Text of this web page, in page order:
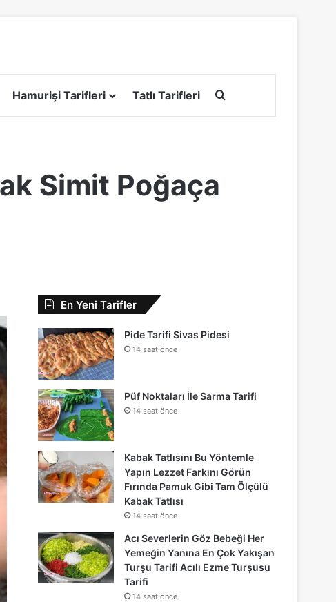
Hamurişi Tarifleri Tatlı Tarifleri
Simit Poğaça
En Yeni Tarifler
Pide Tarifi Sivas Pidesi
14 saat önce
Püf Noktaları İle Sarma Tarifi
14 saat önce
Kabak Tatlısını Bu Yöntemle
Yapın Lezzet Farkını Görün
Fırında Pamuk Gibi Tam Ölçülü
Kabak Tatlısı
14 saat önce
Acı Severlerin Göz Bebeği Her
Yemeğin Yanına En Çok Yakışan
Turşu Tarifi Acılı Ezme Turşusu
Tarifi
14 saat önce